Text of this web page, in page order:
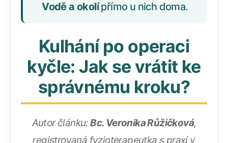
Vodě a okolípřímo u nich doma.
Kulhání po operaci
kyčle: Jak se vrátit ke
správnému kroku?
Autor článku:Bc. Veronika Růžičková,
registrovaná fyzioterapeutka s praxí v